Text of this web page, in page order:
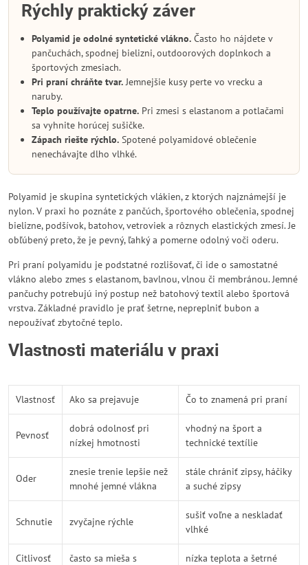
Rýchly praktický záver
Polyamid je odolné syntetické vlákno. Často ho nájdete v
pančuchách, spodnej bielizni, outdoorových doplnkoch a
športových zmesiach.
Pri praní chráňte tvar.Jemnejšie kusy perte vo vrecku a
naruby.
Teplo používajte opatrne. Pri zmesi s elastanom a potlačami
sa vyhnite horúcej sušičke.
Zápach riešte rýchlo. Spotené polyamidové oblečenie
nenechávajte dlho vlhké.
Polyamid je skupina syntetických vlákien, z ktorých najznámejší je
nylon. V praxi ho poznáte z pančúch, športového oblečenia, spodnej
bielizne, podšívok, batohov, vetroviek a rôznych elastických zmesí. Je
obľúbený preto, že je pevný, ľahký a pomerne odolný voči oderu.
Pri praní polyamidu je podstatné rozlišovať, či ide o samostatné
vlákno alebo zmes s elastanom, bavlnou, vlnou či membránou. Jemné
pančuchy potrebujú iný postup než batohový textil alebo športová
vrstva. Základné pravidlo je prať šetrne, nepreplniť bubon a
nepoužívať zbytočné teplo.
Vlastnosti materiálu v praxi
Vlastnosť Ako sa prejavuje Čo to znamená pri praní
Pevnosť
dobrá odolnosť pri
nízkej hmotnosti
vhodný na šport a
technické textílie
Oder
znesie trenie lepšie než
mnohé jemné vlákna
stále chrániť zipsy, háčiky
a suché zipsy
Schnutie zvyčajne rýchle
sušiť voľne a neskladať
vlhké
Citlivosť
často sa mieša s
nízka teplota a šetrné